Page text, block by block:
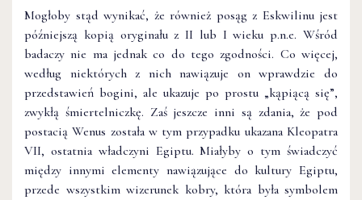
Mogłoby stąd wynikać, że również posąg z Eskwilinu jest
późniejszą kopią oryginału z II lub I wieku p.n.e. Wśród
badaczy nie ma jednak co do tego zgodności. Co więcej,
według niektórych z nich nawiązuje on wprawdzie do
przedstawień bogini, ale ukazuje po prostu „kąpiącą się”,
zwykłą śmiertelniczkę. Zaś jeszcze inni są zdania, że pod
postacią Wenus została w tym przypadku ukazana Kleopatra
VII, ostatnia władczyni Egiptu. Miałyby o tym świadczyć
między innymi elementy nawiązujące do kultury Egiptu,
przede wszystkim wizerunek kobry, która była symbolem